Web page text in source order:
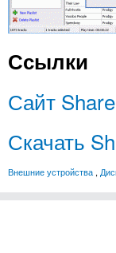
Ссылки
Сайт
Скачать
Внешние устройства ,